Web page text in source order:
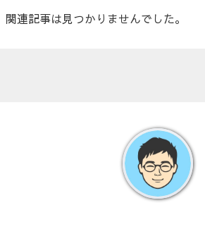
関連記事は見つかりませんでした。